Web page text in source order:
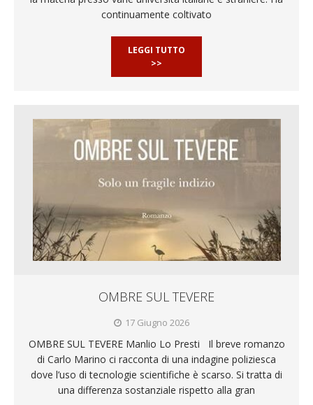
continuamente coltivato
LEGGI TUTTO
>>
OMBRE SUL TEVERE
17 Giugno 2026
OMBRE SUL TEVERE Manlio Lo Presti Il breve romanzo
di Carlo Marino ci racconta di una indagine poliziesca
dove l’uso di tecnologie scientifiche è scarso. Si tratta di
una differenza sostanziale rispetto alla gran